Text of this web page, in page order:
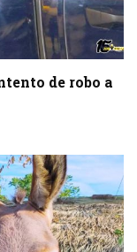
de robo a